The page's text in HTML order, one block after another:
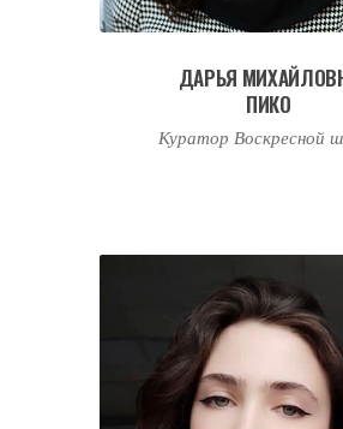
ДАРЬЯ
ПИКО
Куратор Воскресной